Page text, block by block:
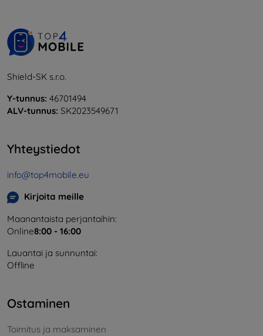
Shield-SK s.r.o.
Y-tunnus: 46701494
ALV-tunnus: SK2023549671
Yhteystiedot
info@top4mobile.eu
Kirjoita meille
Maanantaista perjantaihin:
Online8:00 - 16:00
Lauantai ja sunnuntai:
Offline
Ostaminen
Toimitus ja maksaminen